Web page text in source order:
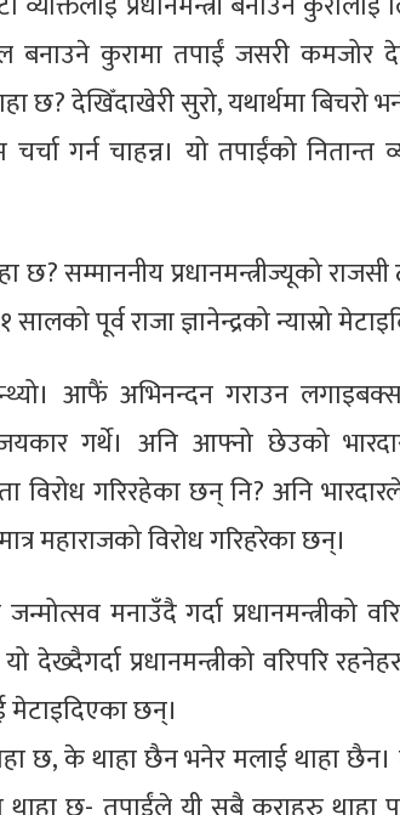
बनाउने कुरामा तपाईं जसरी
छ? देखिँदाखेरी सुरो, यथार्थमा बिचरो
गर्न चाहन्न। यो तपाईंको नितान्त
सम्माननीय प्रधानमन्त्रीज्यूको
पूर्व राजा ज्ञानेन्द्रको न्यास्रो
आफैं अभिनन्दन गराउन
गर्थे। अनि आफ्नो छेउको
गरिरहेका छन् नि? अनि
महाराजको विरोध गरिहरेका छन्।
जन्मोत्सव मनाउँदै गर्दा प्रधानमन्त्रीको
प्रधानमन्त्रीको वरिपरि
मेटाइदिएका छन्।
छ, के थाहा छैन भनेर मलाई थाहा